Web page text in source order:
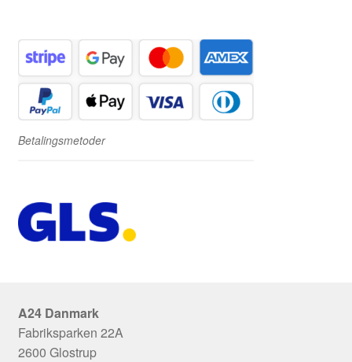
Betalingsmetoder
A24 Danmark
Fabriksparken 22A
2600 Glostrup